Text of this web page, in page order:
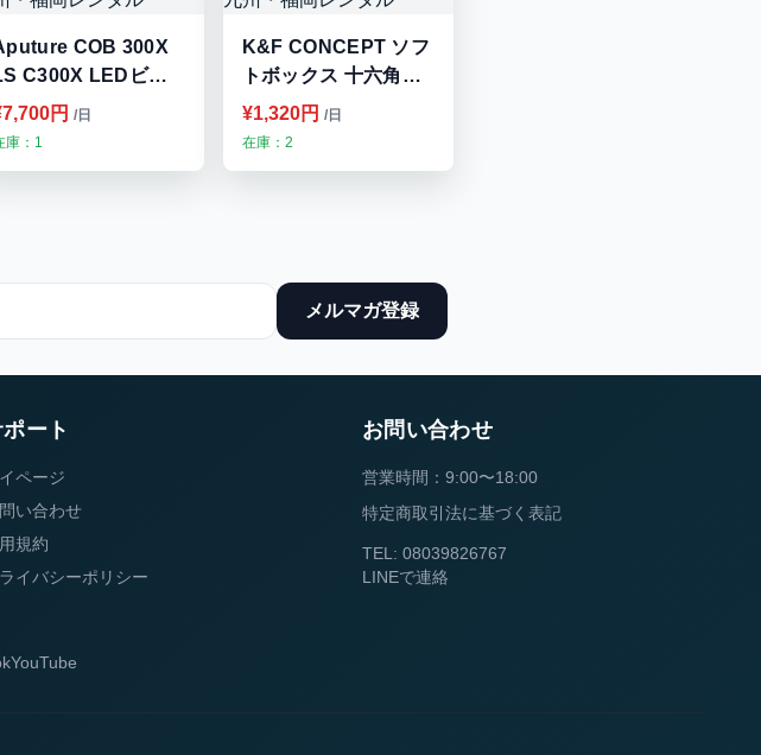
COB 300X
C300X LEDビデ
ライト 九州・福岡
ンタル
円 /日
庫：1
K&F CONCEPT ソフ
トボックス 十六角形
90cm 九州・福岡レン
タル
¥1,320円 /日
在庫：2
メルマガ登録
ート
ページ
い合わせ
規約
イバシーポリシー
お問い合わせ
営業時間：9:00〜18:00
特定商取引法に基づく表記
TEL: 08039826767
LINEで連絡
YouTube